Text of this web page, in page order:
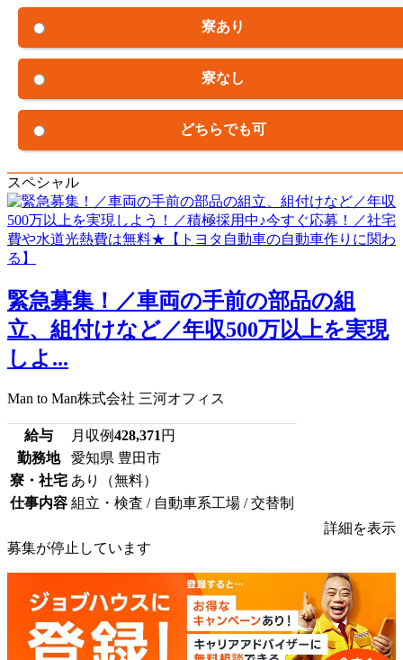
寮あり
寮なし
どちらでも可
スペシャル
緊急募集！／車両の手前の部品の組
立、組付けなど／年収500万以上を実現
しよ...
Man to Man株式会社 三河オフィス
給与 月収例428,371円
勤務地
愛知県 豊田市
寮・社宅 あり（無料）
仕事内容 組立・検査 / 自動車系工場 / 交替制
詳細を表示
募集が停止しています